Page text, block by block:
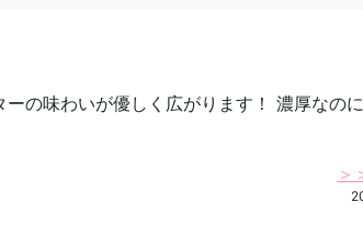
の味わいが優しく広がります！ 濃厚なの
＞